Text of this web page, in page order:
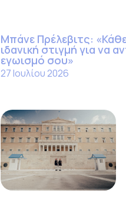
Μπάνε Πρέλεβιτς:
ιδανική στιγμή για να
εγωισμό σου»
27 Ιουλίου 2026